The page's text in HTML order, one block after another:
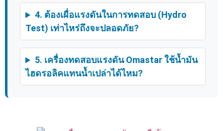
4. ต้องเผื่อแรงดันในการทดสอบ (Hydro
Test) เท่าไหร่ถึงจะปลอดภัย?
5. เครื่องทดสอบแรงดัน Omastar ใช้น้ำมัน
ไฮดรอลิคแทนน้ำเปล่าได้ไหม?